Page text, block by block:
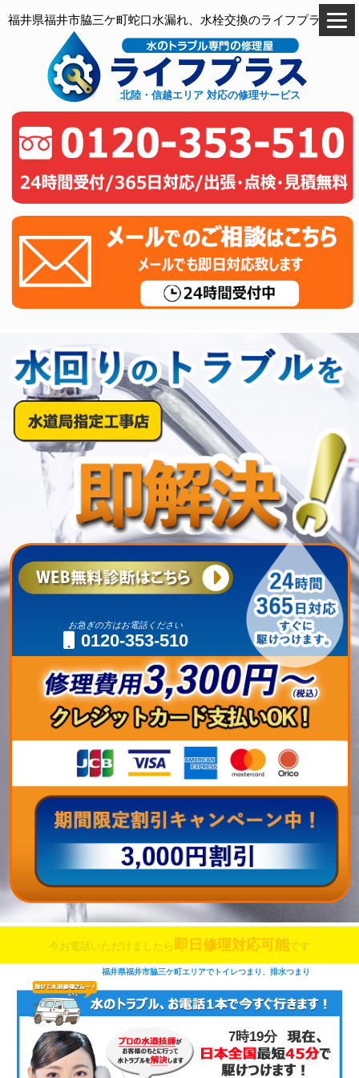
福井県福井市脇三ケ町蛇口水漏れ、水栓交換のライフプラス
北陸・信越エリア 対応の修理サービス
お急ぎの方はお電話ください
0120-353-510
今お電話いただけましたら 即日修理対応可能です
福井県福井市脇三ケ町エリアでトイレつまり、排水つまり
7時19分